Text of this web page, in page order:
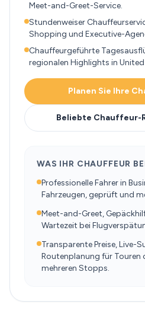
Meet-and-Greet-Service.
Stundenweiser
Shopping und Executive-
Chauffeurgeführte
regionalen Highlights in
Planen Sie Ihre
Beliebte Chauffeur-
WAS IHR CHAUFFEUR
Professionelle Fahrer in
Fahrzeugen, geprüft und
Meet-and-Greet,
Wartezeit bei
Transparente Preise, Live-
Routenplanung für Touren
mehreren Stopps.